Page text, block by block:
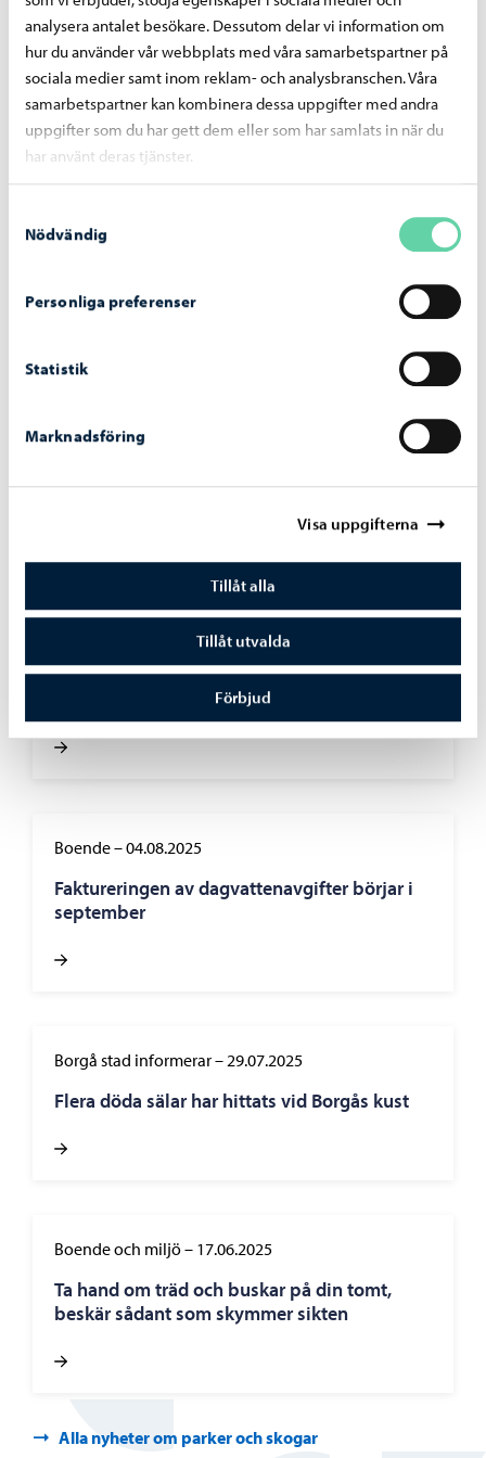
analysera antalet besökare. Dessutom delar vi information om
hur du använder vår webbplats med våra samarbetspartner på
sociala medier samt inom reklam- och analysbranschen. Våra
samarbetspartner kan kombinera dessa uppgifter med andra
uppgifter som du har gett dem eller som har samlats in när du
har använt deras tjänster.
Nödvändig
Personliga preferenser
Statistik
Marknadsföring
Visa uppgifterna
Tillåt alla
Tillåt utvalda
Förbjud
Nyheter om ämnet
Faktureringen av dagvattenavgifter inleds i
september – avgiftsgrunderna har reviderats
slutet av sin livslängd och läggs ner
–24.11.2025
Kuckubackens lekpark har öppnats på Västra
Boende–04.08.2025
Faktureringen av dagvattenavgifter börjar i
september
Borgå stad informerar–29.07.2025
Flera döda sälar har hittats vid Borgås kust
Boende och miljö– 17.06.2025
Ta hand om träd och buskar på din tomt,
beskär sådant som skymmer sikten
Alla nyheter om parker och skogar